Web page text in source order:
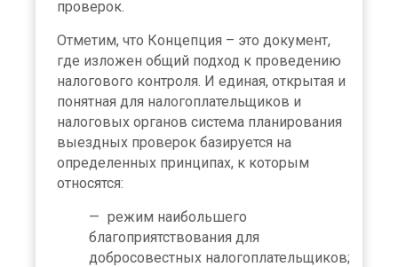
проверок.
Отметим, что Концепция – это документ,
где изложен общий подход к проведению
налогового контроля. И единая, открытая и
понятная для налогоплательщиков и
налоговых органов система планирования
выездных проверок базируется на
определенных принципах, к которым
относятся:
режим наибольшего
благоприятствования для
добросовестных налогоплательщиков;